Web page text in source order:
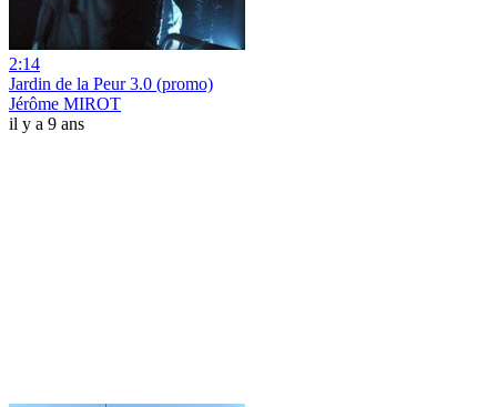
2:14
Jardin de la Peur 3.0 (promo)
Jérôme MIROT
il y a 9 ans